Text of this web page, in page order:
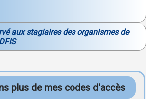
aux stagiaires des organismes de
plus de mes codes d'accès